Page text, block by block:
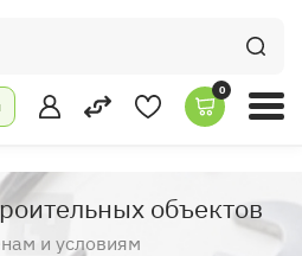
0
объектов
и условиям